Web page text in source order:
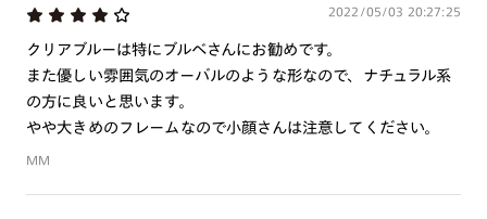
2022/05/03 20:27:25
クリアブルーは特にブルベさんにお勧めです。
また優しい雰囲気のオーバルのような形なので、ナチュラル系
の方に良いと思います。
やや大きめのフレームなので小顔さんは注意してください。
MM